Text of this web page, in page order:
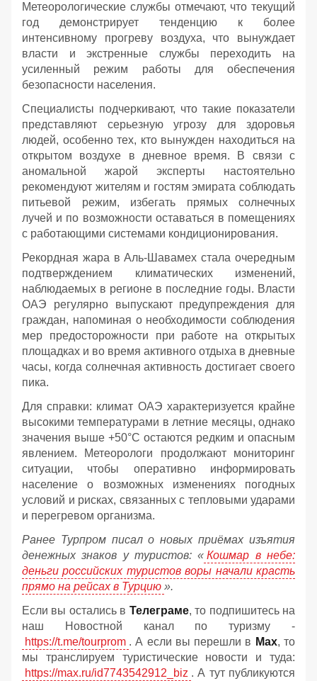
Метеорологические службы отмечают, что текущий
год демонстрирует тенденцию к более
интенсивному прогреву воздуха, что вынуждает
власти и экстренные службы переходить на
усиленный режим работы для обеспечения
безопасности населения.
Специалисты подчеркивают, что такие показатели
представляют серьезную угрозу для здоровья
людей, особенно тех, кто вынужден находиться на
открытом воздухе в дневное время. В связи с
аномальной жарой эксперты настоятельно
рекомендуют жителям и гостям эмирата соблюдать
питьевой режим, избегать прямых солнечных
лучей и по возможности оставаться в помещениях
с работающими системами кондиционирования.
Рекордная жара в Аль-Шавамех стала очередным
подтверждением климатических изменений,
наблюдаемых в регионе в последние годы. Власти
ОАЭ регулярно выпускают предупреждения для
граждан, напоминая о необходимости соблюдения
мер предосторожности при работе на открытых
площадках и во время активного отдыха в дневные
часы, когда солнечная активность достигает своего
пика.
Для справки: климат ОАЭ характеризуется крайне
высокими температурами в летние месяцы, однако
значения выше +50°C остаются редким и опасным
явлением. Метеорологи продолжают мониторинг
ситуации, чтобы оперативно информировать
население о возможных изменениях погодных
условий и рисках, связанных с тепловыми ударами
и перегревом организма.
Ранее Турпром писал о новых приёмах изъятия
денежных знаков у туристов: « Кошмар в небе:
деньги российских туристов воры начали красть
прямо на рейсах в Турцию ».
Если вы остались в Телеграме, то подпишитесь на
наш Новостной канал по туризму -
https://t.me/tourprom . А если вы перешли в Мах, то
мы транслируем туристические новости и туда:
https://max.ru/id7743542912_biz . А тут публикуются